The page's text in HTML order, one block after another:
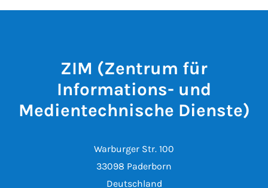
ZIM (Zentrum für
Informations- und
Medientechnische Dienste)
Warburger Str. 100
33098 Paderborn
Deutschland